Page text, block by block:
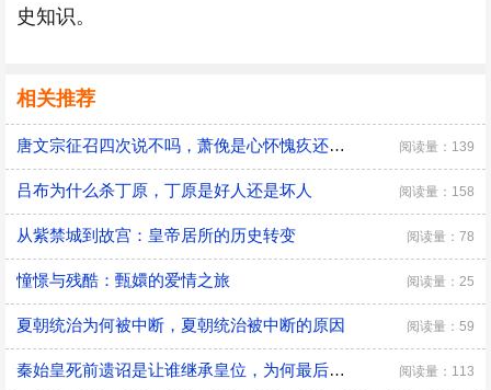
史知识。
相关推荐
唐文宗征召四次说不吗，萧俛是心怀愧疚还是居功自傲 阅读量：139
吕布为什么杀丁原，丁原是好人还是坏人 阅读量：158
从紫禁城到故宫：皇帝居所的历史转变 阅读量：78
憧憬与残酷：甄嬛的爱情之旅 阅读量：25
夏朝统治为何被中断，夏朝统治被中断的原因 阅读量：59
秦始皇死前遗诏是让谁继承皇位，为何最后是胡亥继位 阅读量：113